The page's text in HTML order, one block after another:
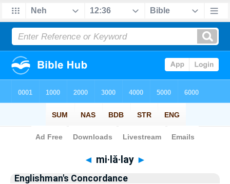
Bible> Strong's > Hebrew
◄ mi·lă·lay ►
Englishman's Concordance